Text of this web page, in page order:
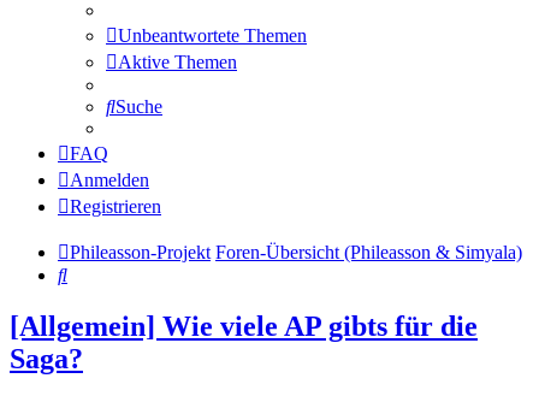
Unbeantwortete Themen
Aktive Themen
Suche
FAQ
Anmelden
Registrieren
Phileasson-Projekt Foren-Übersicht (Phileasson & Simyala)
Suche
[Allgemein] Wie viele AP gibts für die
Saga?